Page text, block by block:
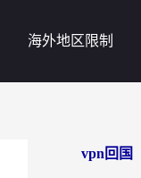
海外地区限制
vpn回国